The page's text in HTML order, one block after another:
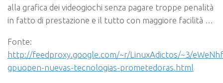
alla grafica dei videogiochi senza pagare troppe penalità
in fatto di prestazione e il tutto con maggiore facilità …
Fonte:
http://feedproxy.google.com/~r/LinuxAdictos/~3/
gpuopen-nuevas-tecnologias-prometedoras.html